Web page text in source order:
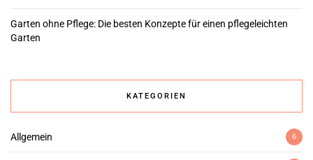
Garten ohne Pflege: Die besten Konzepte für einen pflegeleichten
Garten
KATEGORIEN
Allgemein 6